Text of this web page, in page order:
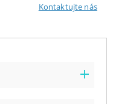
Kontaktujte nás